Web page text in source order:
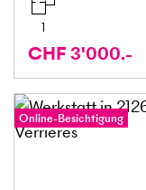
1
CHF 3'000.-
Online-Besichtigung